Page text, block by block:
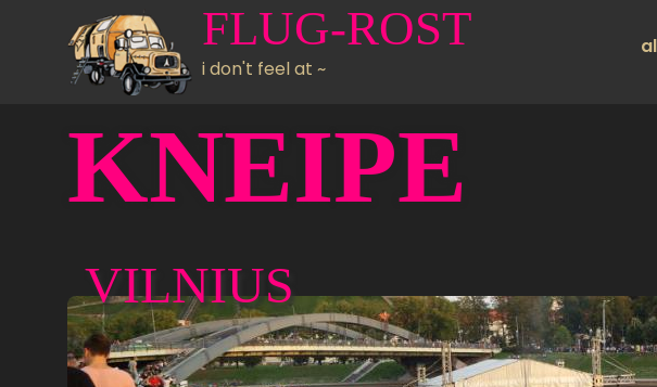
Direkt zum Inhalt FLUG-ROST
i don't feel at ~
KNEIPE
VILNIUS